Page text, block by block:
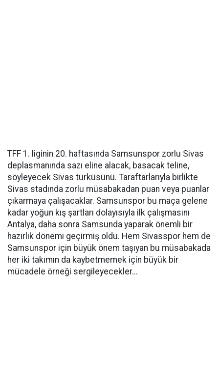
TFF 1. liginin 20. haftasında Samsunspor zorlu Sivas
deplasmanında sazı eline alacak, basacak teline,
söyleyecek Sivas türküsünü. Taraftarlarıyla birlikte
Sivas stadında zorlu müsabakadan puan veya puanlar
çıkarmaya çalışacaklar. Samsunspor bu maça gelene
kadar yoğun kış şartları dolayısıyla ilk çalışmasını
Antalya, daha sonra Samsunda yaparak önemli bir
hazırlık dönemi geçirmiş oldu. Hem Sivasspor hem de
Samsunspor için büyük önem taşıyan bu müsabakada
her iki takımın da kaybetmemek için büyük bir
mücadele örneği sergileyecekler...